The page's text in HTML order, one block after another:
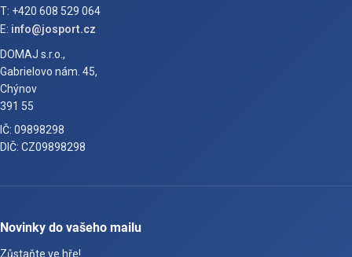
T: +420 608 529 064
E: info@josport.cz
DOMAJ s.r.o.,
Gabrielovo nám. 45,
Chýnov
391 55
IČ: 09898298
DIČ: CZ09898298
Novinky do vašeho mailu
Zůstaňte ve hře!